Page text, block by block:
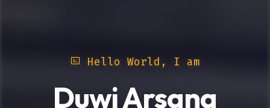
Hello World, I am
Duwi Arsana